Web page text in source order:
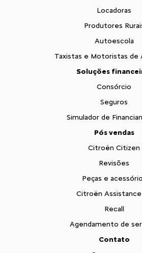
Locadoras
Produtores
Autoescola
Taxistas e Motoristas de
Soluções
Consórcio
Seguros
Simulador de
Pós vendas
Citroën Citizen
Revisões
Peças e
Citroën Assistance
Recall
Agendamento de
Contato